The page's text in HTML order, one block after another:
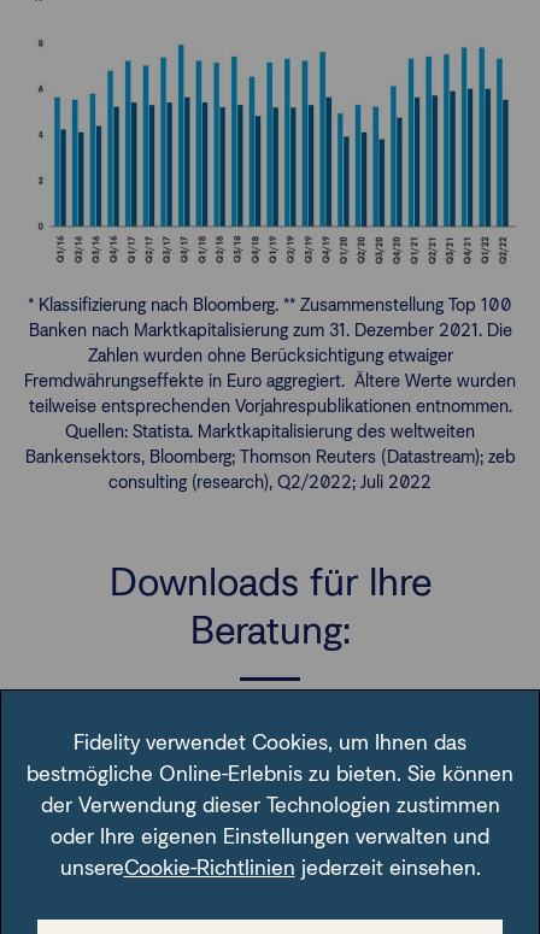
* Klassifizierung nach Bloomberg. ** Zusammenstellung Top 100
Banken nach Marktkapitalisierung zum 31. Dezember 2021. Die
Zahlen wurden ohne Berücksichtigung etwaiger
Fremdwährungseffekte in Euro aggregiert. Ältere Werte wurden
teilweise entsprechenden Vorjahrespublikationen entnommen.
Quellen: Statista. Marktkapitalisierung des weltweiten
Bankensektors, Bloomberg; Thomson Reuters (Datastream); zeb
consulting (research), Q2/2022; Juli 2022
Downloads für Ihre
Beratung:
Top 100 übertreffen den Rest der Bankenwelt
(Marktkapitalisierung in Billionen Euro)
Diese Grafik wird Ihnen unentgeltlich zur Verfügung gestellt.
Bei einer Weiterverwendung obliegt es allerdings Ihnen
Fidelity verwendet Cookies, um Ihnen das
bestmögliche Online-Erlebnis zu bieten. Sie können
der Verwendung dieser Technologien zustimmen
oder Ihre eigenen Einstellungen verwalten und
unsereCookie-Richtlinien jederzeit einsehen.